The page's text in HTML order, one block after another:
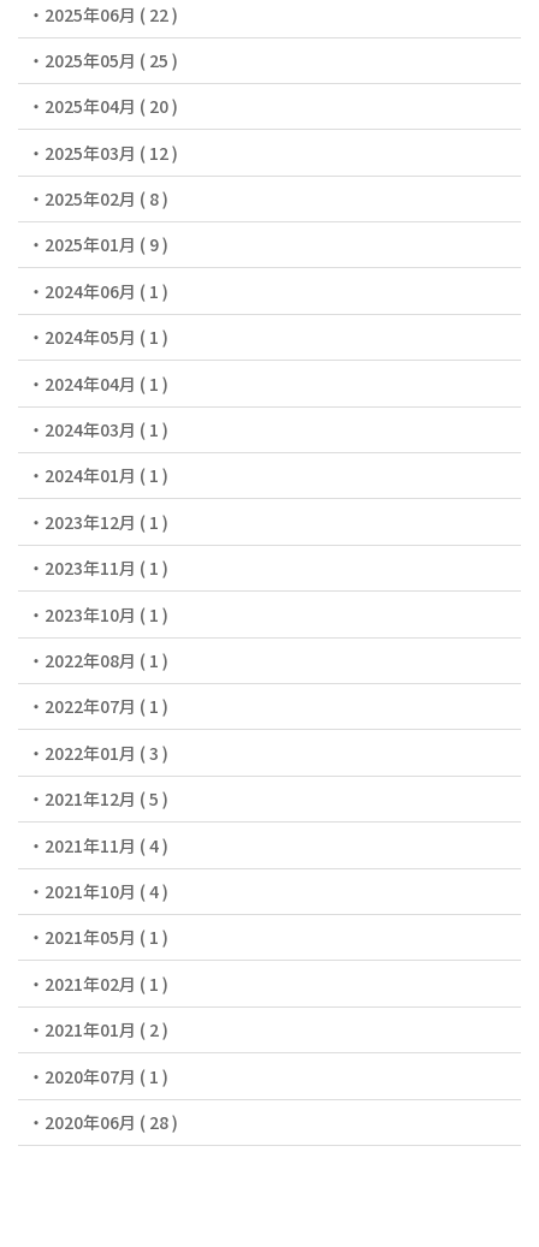
2025年06月 ( 22 )
2025年05月 ( 25 )
2025年04月 ( 20 )
2025年03月 ( 12 )
2025年02月 ( 8 )
2025年01月 ( 9 )
2024年06月 ( 1 )
2024年05月 ( 1 )
2024年04月 ( 1 )
2024年03月 ( 1 )
2024年01月 ( 1 )
2023年12月 ( 1 )
2023年11月 ( 1 )
2023年10月 ( 1 )
2022年08月 ( 1 )
2022年07月 ( 1 )
2022年01月 ( 3 )
2021年12月 ( 5 )
2021年11月 ( 4 )
2021年10月 ( 4 )
2021年05月 ( 1 )
2021年02月 ( 1 )
2021年01月 ( 2 )
2020年07月 ( 1 )
2020年06月 ( 28 )